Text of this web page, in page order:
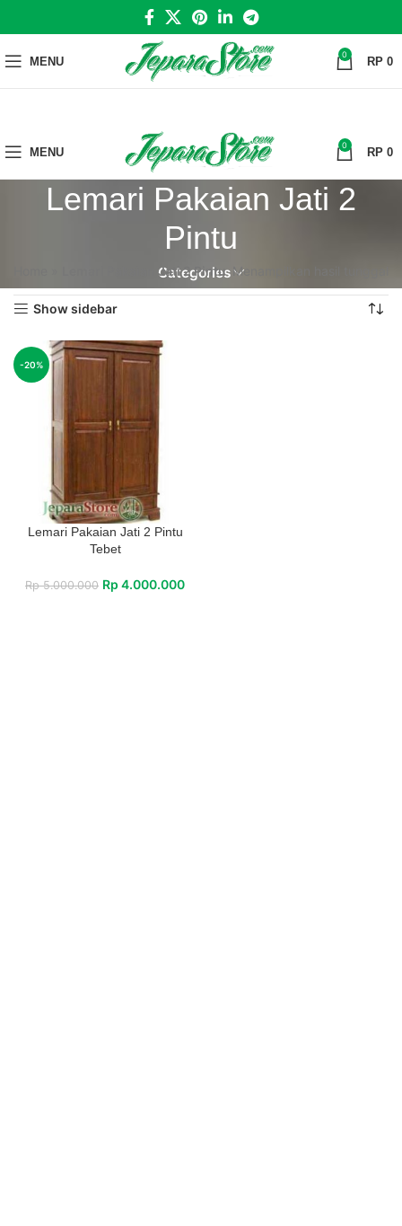
MENU 0 RP 0
MENU 0 RP 0
Lemari Pakaian Jati 2
Pintu
Categories
Lemari Pakaian Jati 2 Pintu Menampilkan hasil tunggal
Show sidebar
-20%
Lemari Pakaian Jati 2 Pintu
Tebet
Rp5.000.000 Rp 4.000.000